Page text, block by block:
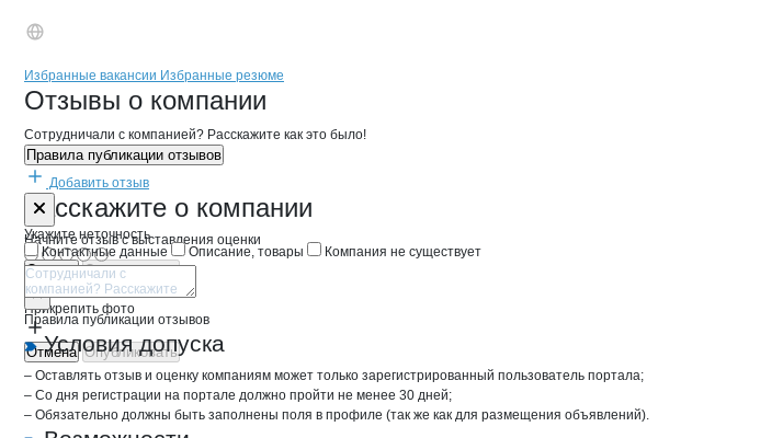
Брендыкомпани Лето
Вакансии вЛето
Избранные вакансии Избранные резюме
Новости oЛето, ООО
Отзывы о компании
Сотрудничали с компанией? Расскажите как это было!
Правила публикации отзывов
Добавить отзыв
Расскажите о компании
Начните отзыв с выставления оценки
Прикрепить фото
Отмена Опубликовать
Форма обратной связи о неточностях на странице
Укажите неточность
Контактные данные
Описание, товары Компания не существует
Отмена Опубликовать
Правила публикации отзывов
Условия допуска
– Оставлять отзыв и оценку компаниям может только зарегистрированный пользователь портала;
– Со дня регистрации на портале должно пройти не менее 30 дней;
– Обязательно должны быть заполнены поля в профиле (так же как для размещения объявлений).